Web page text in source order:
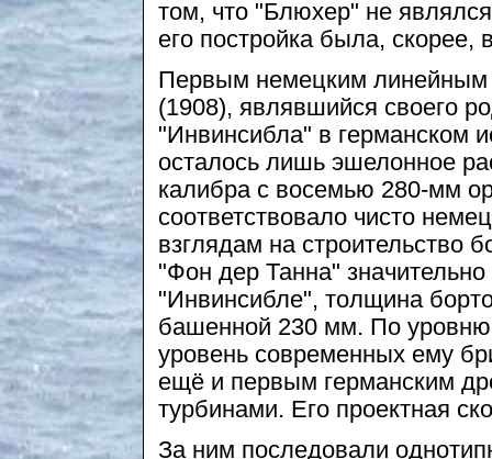
том, что "Блюхер" не
его постройка была,
Первым немецким линейным
(1908), являвшийся своего
"Инвинсибла" в германском
осталось лишь эшелонное
калибра с восемью 280-мм
соответствовало чисто
взглядам на строительство
"Фон дер Танна"
"Инвинсибле", толщина
башенной 230 мм. По
уровень современных ему
ещё и первым германским
турбинами. Его проектная
За ним последовали